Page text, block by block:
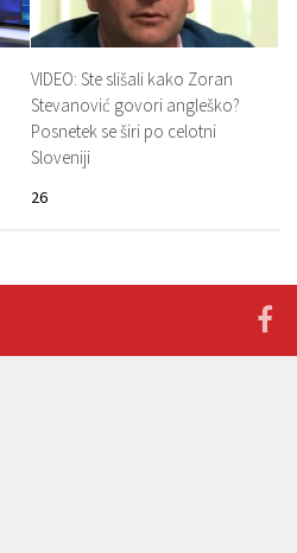
VIDEO: Ste slišali kako Zoran
Stevanović govori angleško?
Posnetek se širi po celotni
Sloveniji
26